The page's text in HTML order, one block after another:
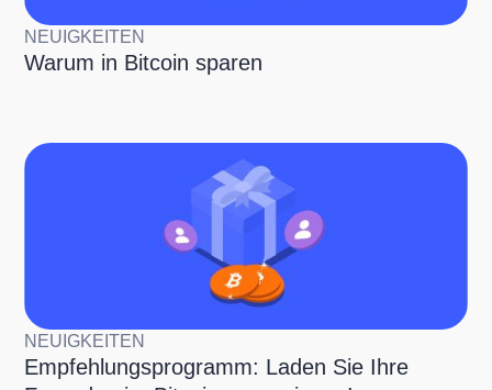
NEUIGKEITEN
Warum in Bitcoin sparen
NEUIGKEITEN
Empfehlungsprogramm: Laden Sie Ihre